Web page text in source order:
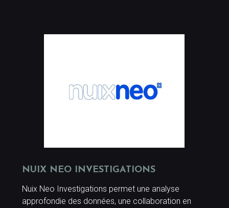
NUIX NEO INVESTIGATIONS
Nuix Neo Investigations permet une analyse
approfondie des données, une collaboration en